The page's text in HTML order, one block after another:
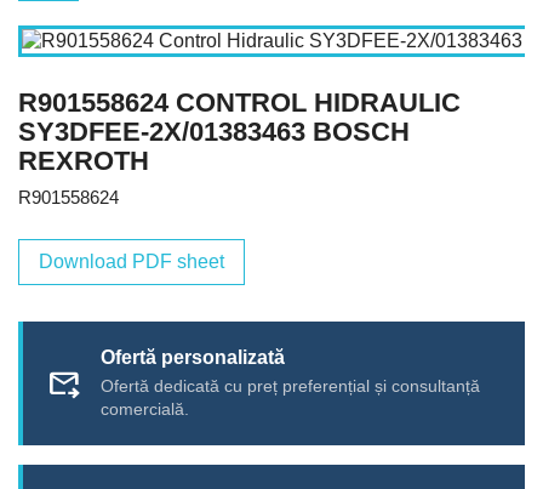
R901558624 CONTROL HIDRAULIC
SY3DFEE-2X/01383463 BOSCH
REXROTH
R901558624
Download PDF sheet
forward_to_inbox
Ofertă personalizată
Ofertă dedicată cu preț preferențial și consultanță
comercială.